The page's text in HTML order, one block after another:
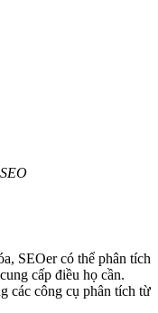
SEOer có thể phân tích
cấp điều họ cần.
các công cụ phân tích từ